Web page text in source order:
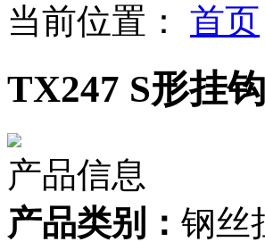
当前位置： 首页
TX247 S形挂
产品信息
产品类别： 钢丝